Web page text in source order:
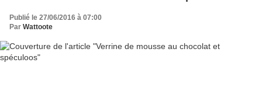
Publié le 27/06/2016 à 07:00
Par Wattoote